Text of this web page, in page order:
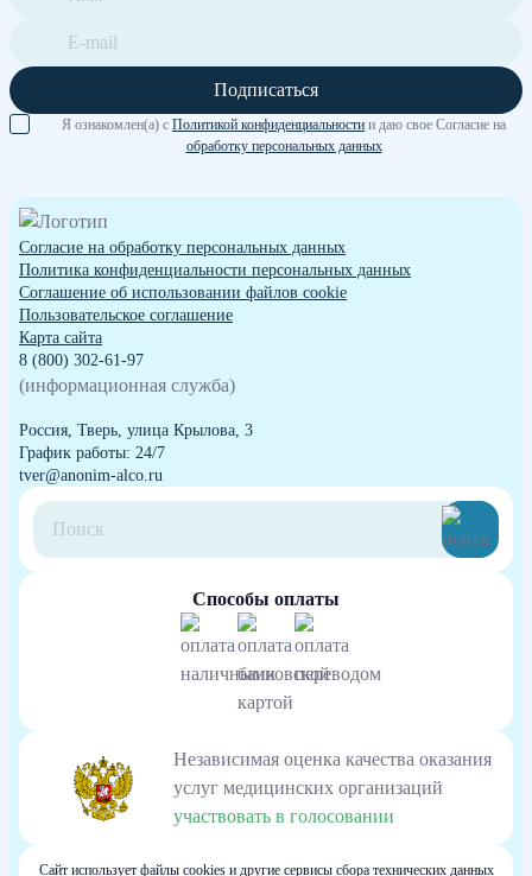
Подписаться
Я ознакомлен(а) с Политикой конфиденциальности и даю свое Согласие на
обработку персональных данных
Согласие на обработку персональных данных
Политика конфиденциальности персональных данных
Cоглашение об использовании файлов cookie
Пользовательское соглашение
Карта сайта
8 (800) 302-61-97
(информационная служба)
Россия, Тверь, улица Крылова, 3
График работы: 24/7
tver@anonim-alco.ru
Способы оплаты
Независимая оценка качества оказания
услуг медицинских организаций
участвовать в голосовании
Сайт использует файлы cookies и другие сервисы сбора технических данных